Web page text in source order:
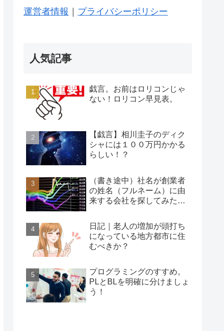
運営者情報 プライバシーポリシー
人気記事
戯言。お前はロリコンじゃ
ない！ロリコン早見表。
【戯言】相川圭子のディク
シャには１００万円かかる
らしい！？
（書き途中）社名が創業者
の姓名（フルネーム）に由
来する会社を探してみた…
日記｜老人の増加が頭打ち
になっている地方都市に住
むべきか？
プログラミングのすすめ。
PLとBLを明確に分けましょ
う！